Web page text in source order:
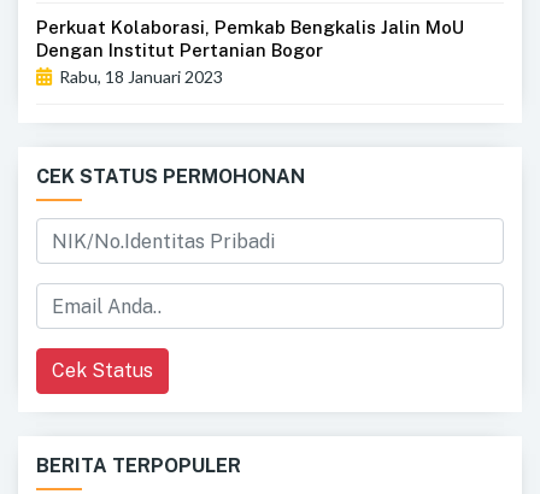
Perkuat Kolaborasi, Pemkab Bengkalis Jalin MoU
Dengan Institut Pertanian Bogor
Rabu, 18 Januari 2023
CEK STATUS PERMOHONAN
Cek Status
BERITA TERPOPULER